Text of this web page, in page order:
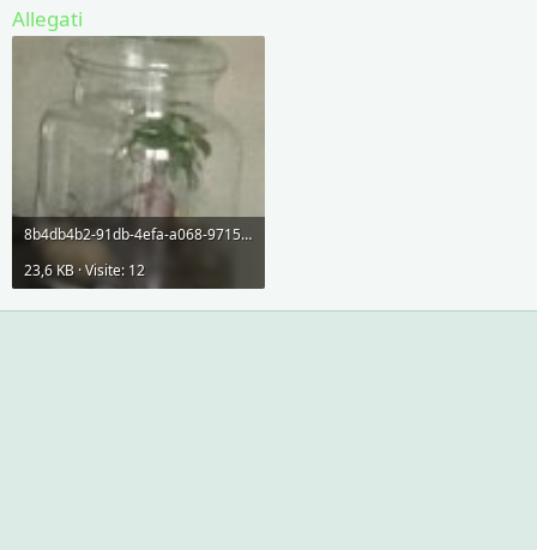
Allegati
8b4db4b2-91db-4efa-a068-97150ff31854.jpeg
23,6 KB · Visite: 12